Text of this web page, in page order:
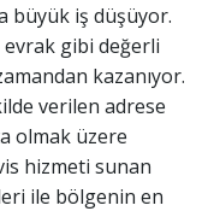
büyük iş düşüyor.
gibi değerli
kazanıyor.
verilen adrese
olmak üzere
hizmeti sunan
ile bölgenin en